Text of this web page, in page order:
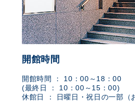
開館時間
開館時間 ： 10：00～18：00
(最終日 ： 10：00～15：00)
休館日 ： 日曜日・祝日の一部（